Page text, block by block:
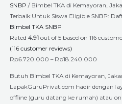
SNBP / Bimbel TKA di Kemayoran,
Terbaik Untuk Siswa Eligible SNBP:
Bimbel TKA SNBP
Rated 4.91 out of 5 based on 116
(116 customer reviews)
Rp6.720.000 – Rp18.240.000
Butuh Bimbel TKA di Kemayoran,
LapakGuruPrivat.com hadir dengan
offline (guru datang ke rumah) atau